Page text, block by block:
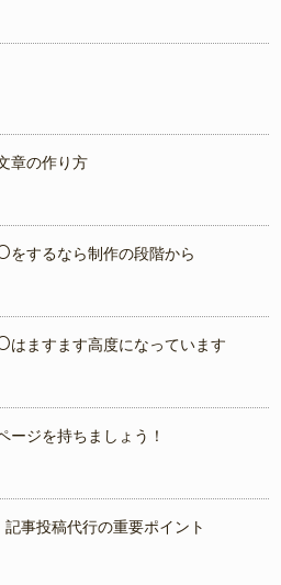
章の作り方
をするなら制作の段階から
はますます高度になっています
ージを持ちましょう！
事投稿代行の重要ポイント